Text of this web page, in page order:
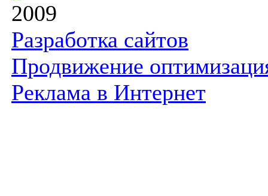
2009
Разработка сайтов
Продвижение
Реклама в Интернет